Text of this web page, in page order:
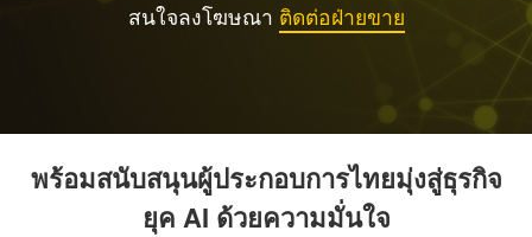
สนใจลงโฆษณา ติดต่อฝ่ายขาย
พร้อมสนับสนุนผู้ประกอบการไทยมุ่งสู่ธุรกิจ
ยุค AI ด้วยความมั่นใจ